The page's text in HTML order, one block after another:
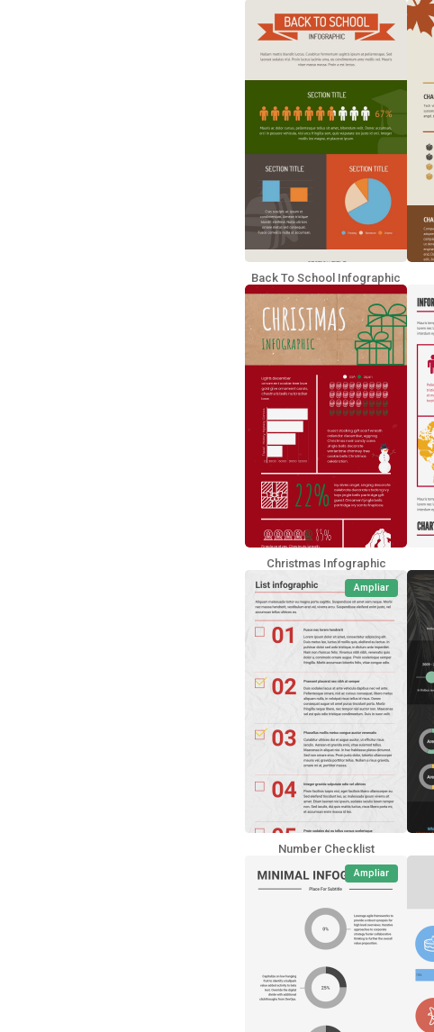
Back To School Infographic
Christmas Infographic
Ampliar
Number Checklist
Ampliar